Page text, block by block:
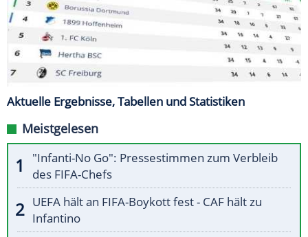
Aktuelle Ergebnisse, Tabellen und Statistiken
Meistgelesen
"Infanti-No Go": Pressestimmen zum Verbleib
des FIFA-Chefs
UEFA hält an FIFA-Boykott fest - CAF hält zu
Infantino